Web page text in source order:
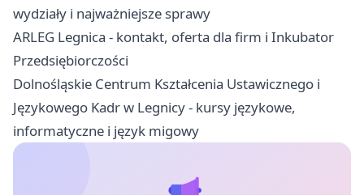
wydziały i najważniejsze sprawy
ARLEG Legnica - kontakt, oferta dla firm i Inkubator
Przedsiębiorczości
Dolnośląskie Centrum Kształcenia Ustawicznego i
Językowego Kadr w Legnicy - kursy językowe,
informatyczne i język migowy